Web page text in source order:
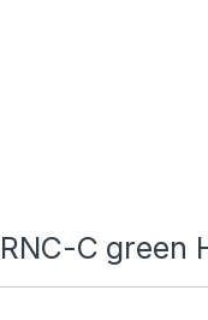
C green